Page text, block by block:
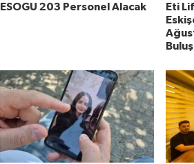
ESOGU 203 Personel Alacak
Eti